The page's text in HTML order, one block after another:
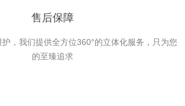
售后保障
，我们提供全方位360°的立体化服务，只为您
的至臻追求